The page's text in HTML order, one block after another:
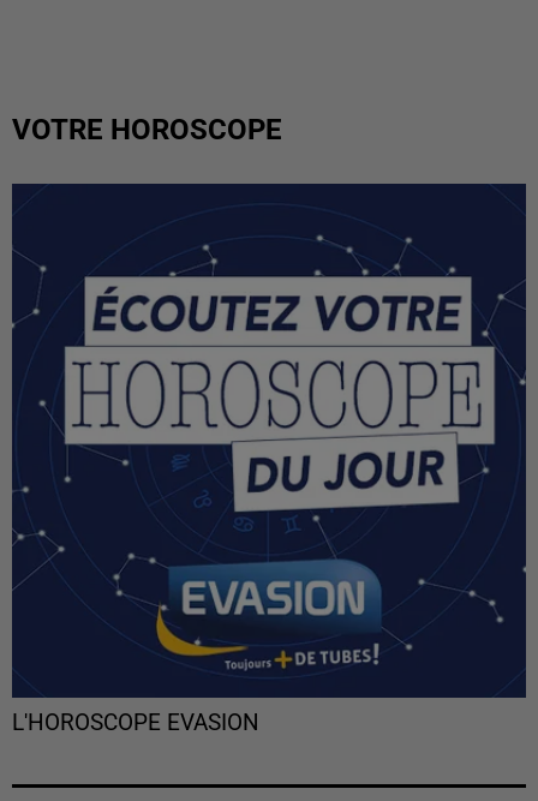
VOTRE HOROSCOPE
L'HOROSCOPE EVASION